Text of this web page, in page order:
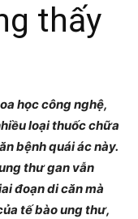
thấy
học công nghệ,
loại thuốc chữa
bệnh quái ác này.
thư gan vẫn
đoạn di căn mà
tế bào ung thư,